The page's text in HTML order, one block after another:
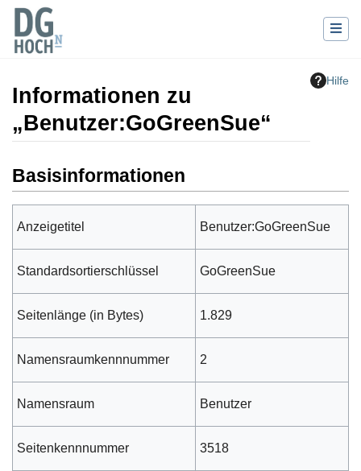
Hilfe
Informationen zu
„Benutzer:GoGreenSue“
Basisinformationen
Anzeigetitel Benutzer:GoGreenSue
Standardsortierschlüssel GoGreenSue
Seitenlänge (in Bytes) 1.829
Namensraumkennnummer 2
Namensraum Benutzer
Seitenkennnummer 3518